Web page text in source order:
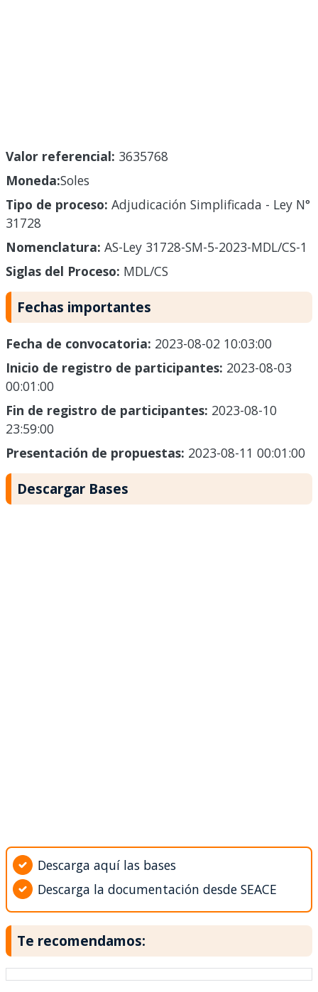
Valor referencial: 3635768
Moneda:Soles
Tipo de proceso: Adjudicación Simplificada - Ley N°
31728
Nomenclatura: AS-Ley 31728-SM-5-2023-MDL/CS-1
Siglas del Proceso: MDL/CS
Fechas importantes
Fecha de convocatoria: 2023-08-02 10:03:00
Inicio de registro de participantes: 2023-08-03
00:01:00
Fin de registro de participantes: 2023-08-10
23:59:00
Presentación de propuestas: 2023-08-11 00:01:00
Descargar Bases
Descarga aquí las bases
Descarga la documentación desde SEACE
Te recomendamos: